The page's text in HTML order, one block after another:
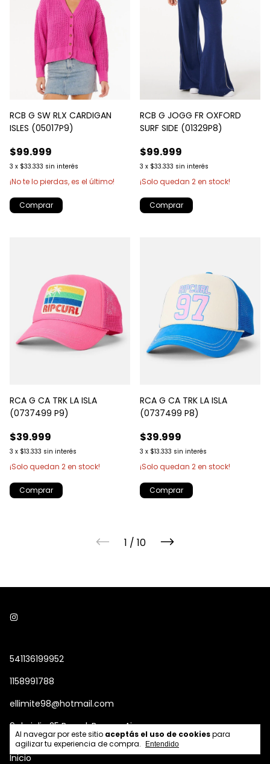
Al navegar por este sitio aceptás el uso de cookiespara
agilizar tu experiencia de compra.
Entendido
RCB G SW RLX CARDIGAN
ISLES (05017P9)
$99.999
3 x $33.333 sin interés
¡No te lo pierdas, es el último!
Comprar
RCB G JOGG FR OXFORD
SURF SIDE (01329P8)
$99.999
3 x $33.333 sin interés
¡Solo quedan 2en stock!
Comprar
RCA G CA TRK LA ISLA
(0737499 P9)
$39.999
3 x $13.333 sin interés
¡Solo quedan 2en stock!
RCA G CA TRK LA ISLA
(0737499 P8)
$39.999
3 x $13.333 sin interés
¡Solo quedan 2en stock!
1 / 10
541136199952
1158991788
ellimite98@hotmail.com
9 de julio 25 Bernal, Buenos Aires
Inicio